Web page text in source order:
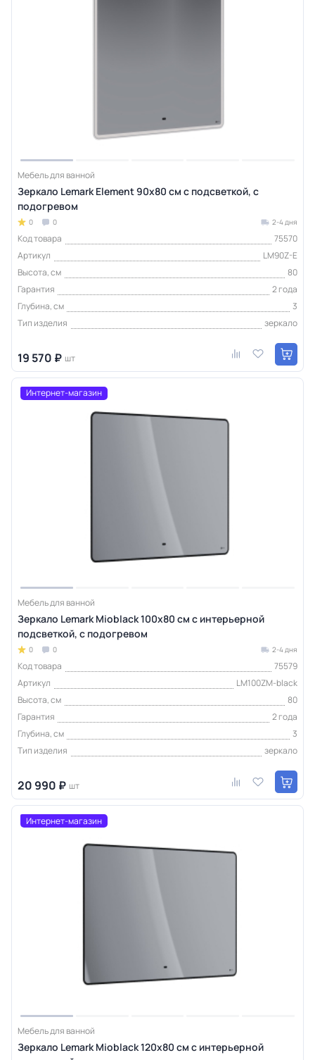
Мебель для ванной
Зеркало Lemark Element 90х80 см с подсветкой, с
подогревом
0 0 2-4 дня
Код товара
75570
Артикул
LM90Z-E
Высота, см
80
Гарантия
2 года
Глубина, см
3
Тип изделия
зеркало
19 570 ₽ шт
Интернет-магазин
Мебель для ванной
Зеркало Lemark Mioblack 100х80 см с интерьерной
подсветкой, с подогревом
0 0 2-4 дня
Код товара
75579
Артикул
LM100ZM-black
Высота, см
80
Гарантия
2 года
Глубина, см
3
Тип изделия
зеркало
20 990 ₽ шт
Интернет-магазин
Мебель для ванной
Зеркало Lemark Mioblack 120х80 см с интерьерной